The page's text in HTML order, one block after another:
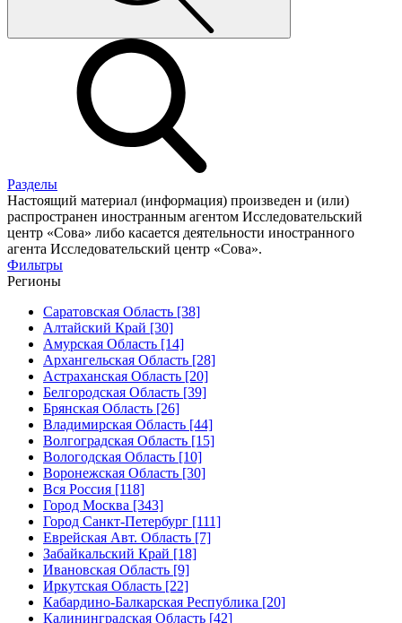
Разделы
Настоящий материал (информация) произведен и (или)
распространен иностранным агентом Исследовательский
центр «Сова» либо касается деятельности иностранного
агента Исследовательский центр «Сова».
Фильтры
Регионы
Саратовская Область [38]
Алтайский Край [30]
Амурская Область [14]
Архангельская Область [28]
Астраханская Область [20]
Белгородская Область [39]
Брянская Область [26]
Владимирская Область [44]
Волгоградская Область [15]
Вологодская Область [10]
Воронежская Область [30]
Вся Россия [118]
Город Москва [343]
Город Санкт-Петербург [111]
Еврейская Авт. Область [7]
Забайкальский Край [18]
Ивановская Область [9]
Иркутская Область [22]
Кабардино-Балкарская Республика [20]
Калининградская Область [42]